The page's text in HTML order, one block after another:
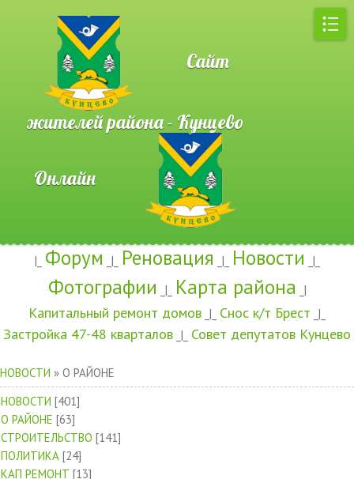
Сайт
жителей района - Кунцево
Онлайн
|_ Форум _|_ Реновация _|_ Новости _|_
Фотографии _|_ Карта района _|
Капитальный ремонт домов _|_ Снос к/т Брест _|_
Застройка 47-48 кварталов _|_ Совет депутатов Кунцево
НОВОСТИ » О РАЙОНЕ
НОВОСТИ [401]
О РАЙОНЕ [63]
СТРОИТЕЛЬСТВО [141]
ПОЛИТИКА [24]
КАП РЕМОНТ [13]